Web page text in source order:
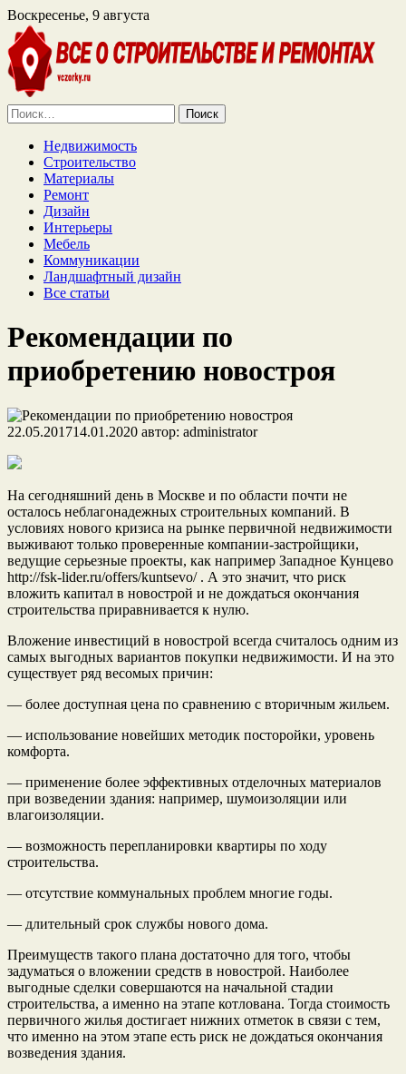
Воскресенье, 9 августа
Найти:
Недвижимость
Строительство
Материалы
Ремонт
Дизайн
Интерьеры
Мебель
Коммуникации
Ландшафтный дизайн
Все статьи
Рекомендации по
приобретению новостроя
22.05.201714.01.2020 автор: administrator
На сегодняшний день в Москве и по области почти не
осталось неблагонадежных строительных компаний. В
условиях нового кризиса на рынке первичной недвижимости
выживают только проверенные компании-застройщики,
ведущие серьезные проекты, как например Западное Кунцево
http://fsk-lider.ru/offers/kuntsevo/ . А это значит, что риск
вложить капитал в новострой и не дождаться окончания
строительства приравнивается к нулю.
Вложение инвестиций в новострой всегда считалось одним из
самых выгодных вариантов покупки недвижимости. И на это
существует ряд весомых причин:
— более доступная цена по сравнению с вторичным жильем.
— использование новейших методик посторойки, уровень
комфорта.
— применение более эффективных отделочных материалов
при возведении здания: например, шумоизоляции или
влагоизоляции.
— возможность перепланировки квартиры по ходу
строительства.
— отсутствие коммунальных проблем многие годы.
— длительный срок службы нового дома.
Преимуществ такого плана достаточно для того, чтобы
задуматься о вложении средств в новострой. Наиболее
выгодные сделки совершаются на начальной стадии
строительства, а именно на этапе котлована. Тогда стоимость
первичного жилья достигает нижних отметок в связи с тем,
что именно на этом этапе есть риск не дождаться окончания
возведения здания.